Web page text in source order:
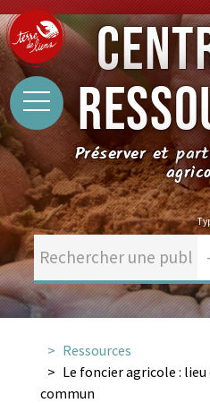
Préserver et
Ressources
Le foncier agricole :
commun